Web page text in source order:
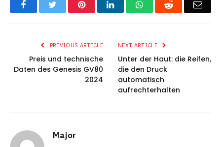
FacebookTwitter PinterestLinkedInWhatsAppReddit
PREVIOUS ARTICLE
Preis und technische
Daten des Genesis GV80
2024
NEXT ARTICLE
Unter der Haut: die Reifen,
die den Druck
automatisch
aufrechterhalten
Major